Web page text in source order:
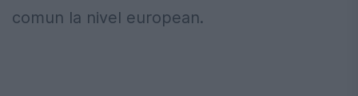
comun la nivel european.